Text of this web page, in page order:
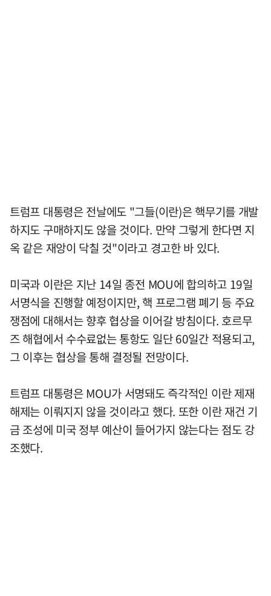
트럼프 대통령은 전날에도 "그들(이란)은 핵무기를 개발
하지도 구매하지도 않을 것이다. 만약 그렇게 한다면 지
옥 같은 재앙이 닥칠 것"이라고 경고한 바 있다.
미국과 이란은 지난 14일 종전 MOU에 합의하고 19일
서명식을 진행할 예정이지만, 핵 프로그램 폐기 등 주요
쟁점에 대해서는 향후 협상을 이어갈 방침이다. 호르무
즈 해협에서 수수료없는 통항도 일단 60일간 적용되고,
그 이후는 협상을 통해 결정될 전망이다.
트럼프 대통령은 MOU가 서명돼도 즉각적인 이란 제재
해제는 이뤄지지 않을 것이라고 했다. 또한 이란 재건 기
금 조성에 미국 정부 예산이 들어가지 않는다는 점도 강
조했다.